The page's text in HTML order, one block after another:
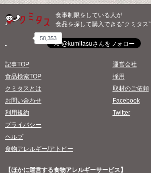
食事制限をしている人が
食品を探して購入できる“クミタス”
58,353
記事TOP
食品検索TOP
クミタスとは
お問い合わせ
利用規約
プライバシー
ヘルプ
食物アレルギー/アトピー
運営会社
採用
取材のご依頼
Facebook
Twitter
【ほかに運営する食物アレルギーサービス】